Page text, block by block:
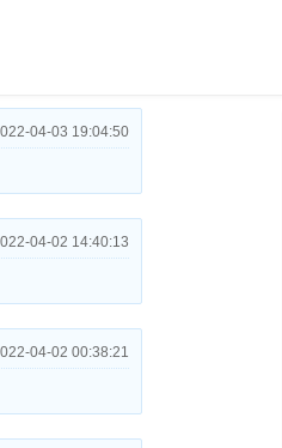
04-03 19:04:50
04-02 14:40:13
04-02 00:38:21